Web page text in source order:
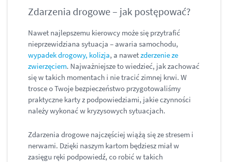
Zdarzenia drogowe – jak postępować?
Nawet najlepszemu kierowcy może się przytrafić
nieprzewidziana sytuacja – awaria samochodu,
wypadek drogowy, kolizja, a nawetzderzenie ze
zwierzęciem. Najważniejsze to wiedzieć, jak zachować
się w takich momentach i nie tracić zimnej krwi. W
trosce o Twoje bezpieczeństwo przygotowaliśmy
praktyczne karty z podpowiedziami, jakie czynności
należy wykonać w kryzysowych sytuacjach.
Zdarzenia drogowe najczęściej wiążą się ze stresem i
nerwami. Dzięki naszym kartom będziesz miał w
zasięgu ręki podpowiedź, co robić w takich